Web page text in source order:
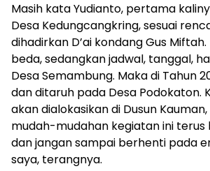
Masih kata Yudianto, pertama
Desa Kedungcangkring, sesuai
dihadirkan D’ai kondang Gus
beda, sedangkan jadwal, tanggal,
Desa Semambung. Maka di Tahun
dan ditaruh pada Desa Podokaton.
akan dialokasikan di Dusun
mudah-mudahan kegiatan ini terus
dan jangan sampai berhenti pada
saya, terangnya.